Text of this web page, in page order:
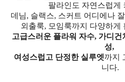
팔라인도 자연스럽게
데님, 슬랙스, 스커트 어디에나
외출룩, 모임룩까지 다양하게
고급스러운 플라워 자수, 가디
성,
여성스럽고 단정한 실루엣까지
니다.